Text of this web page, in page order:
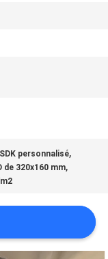
personnalisé,
de 320x160 mm,